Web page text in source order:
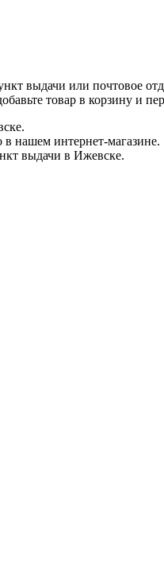
выдачи или почтовое
товар в корзину и
нашем интернет‐магазине.
выдачи в Ижевске.